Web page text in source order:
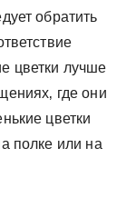
обратить
цветки лучше
где они
цветки
полке или на